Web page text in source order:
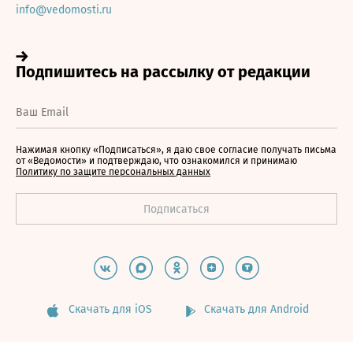
info@vedomosti.ru
Нажимая кнопку «Подписаться», я даю свое согласие получать письма
от «Ведомости» и подтверждаю, что ознакомился и принимаю
Политику по защите персональных данных
Скачать для iOS Скачать для Android